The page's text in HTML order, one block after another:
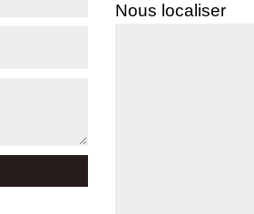
Nous localiser